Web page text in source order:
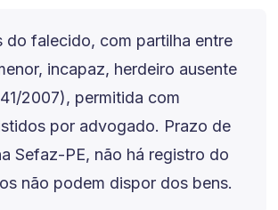
do falecido, com partilha entre
incapaz, herdeiro ausente
2007), permitida com
por advogado. Prazo de
Sefaz-PE, não há registro do
não podem dispor dos bens.